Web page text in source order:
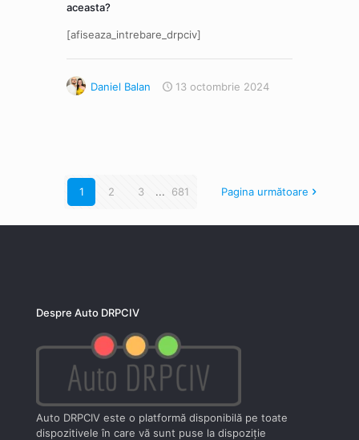
aceasta?
[afiseaza_intrebare_drpciv]
Daniel Balan 13 octombrie 2024
1 2 3 ... 681 Pagina următoare
Despre Auto DRPCIV
Auto DRPCIV este o platformă disponibilă pe toate
dispozitivele în care vă sunt puse la dispoziţie